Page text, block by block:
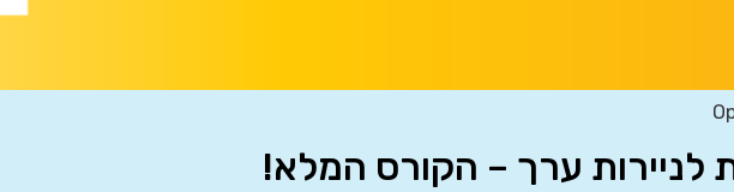
לניירות ערך – הקורס המלא!